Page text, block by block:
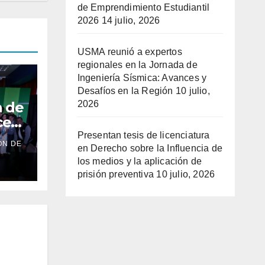
de
DE
de Emprendimiento Estudiantil
2026 14 julio, 2026
USMA reunió a expertos
regionales en la Jornada de
Ingeniería Sísmica: Avances y
Desafíos en la Región 10 julio,
2026
Presentan tesis de licenciatura
en Derecho sobre la Influencia de
los medios y la aplicación de
prisión preventiva 10 julio, 2026